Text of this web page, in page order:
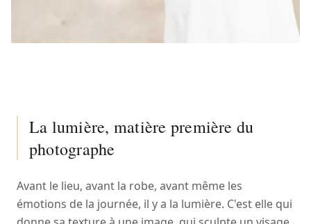
La lumière, matière première du
photographe
Avant le lieu, avant la robe, avant même les
émotions de la journée, il y a la lumière. C'est elle qui